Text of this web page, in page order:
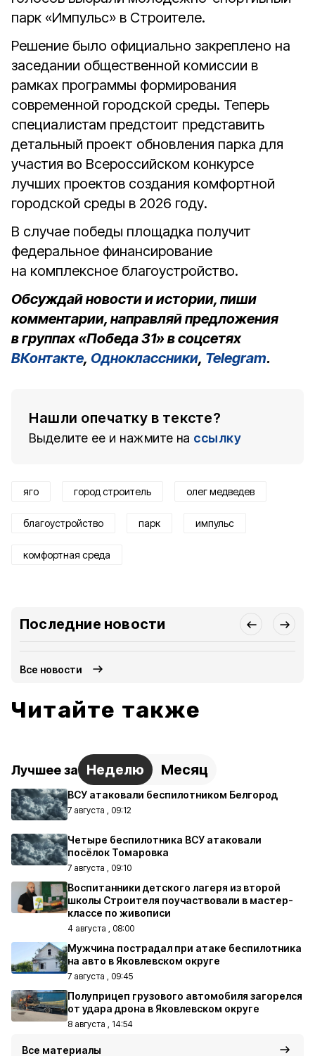
парк «Импульс» в Строителе.
Решение было официально закреплено на
заседании общественной комиссии в
рамках программы формирования
современной городской среды. Теперь
специалистам предстоит представить
детальный проект обновления парка для
участия во Всероссийском конкурсе
лучших проектов создания комфортной
городской среды в 2026 году.
В случае победы площадка получит
федеральное финансирование
на комплексное благоустройство.
Обсуждай новости и истории, пиши
комментарии, направляй предложения
в группах «Победа 31» в соцсетях
ВКонтакте, Одноклассники, Telegram.
Нашли опечатку в тексте?
Выделите ее и нажмите на ссылку
яго город строитель олег медведев
благоустройство парк импульс
комфортная среда
Последние новости
Все новости
Читайте также
Лучшее за Неделю Месяц
ВСУ атаковали беспилотником Белгород
7 августа , 09:12
Четыре беспилотника ВСУ атаковали
посёлок Томаровка
7 августа , 09:10
Воспитанники детского лагеря из второй
школы Строителя поучаствовали в мастер-
классе по живописи
4 августа , 08:00
Мужчина пострадал при атаке беспилотника
на авто в Яковлевском округе
7 августа , 09:45
Полуприцеп грузового автомобиля загорелся
от удара дрона в Яковлевском округе
8 августа , 14:54
Все материалы